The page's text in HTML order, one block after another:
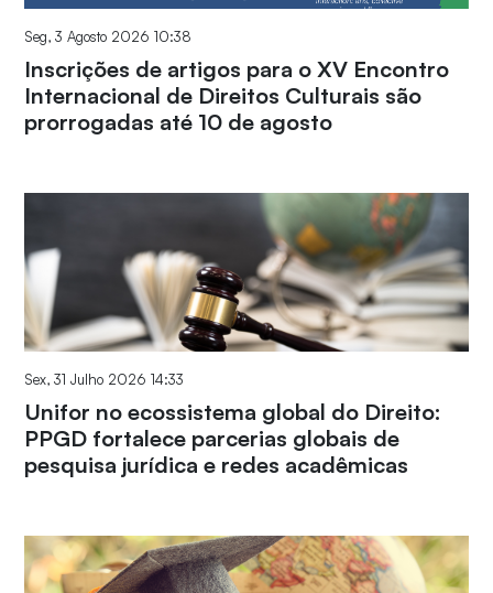
Seg, 3 Agosto 2026 10:38
Inscrições de artigos para o XV Encontro
Internacional de Direitos Culturais são
prorrogadas até 10 de agosto
Sex, 31 Julho 2026 14:33
Unifor no ecossistema global do Direito:
PPGD fortalece parcerias globais de
pesquisa jurídica e redes acadêmicas